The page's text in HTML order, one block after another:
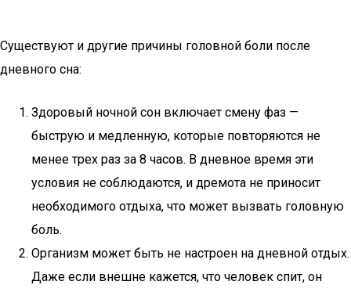
Существуют и другие причины головной боли после
дневного сна:
Здоровый ночной сон включает смену фаз —
быструю и медленную, которые повторяются не
менее трех раз за 8 часов. В дневное время эти
условия не соблюдаются, и дремота не приносит
необходимого отдыха, что может вызвать головную
боль.
Организм может быть не настроен на дневной отдых.
Даже если внешне кажется, что человек спит, он